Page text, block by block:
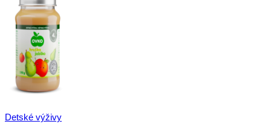
Detské výživy